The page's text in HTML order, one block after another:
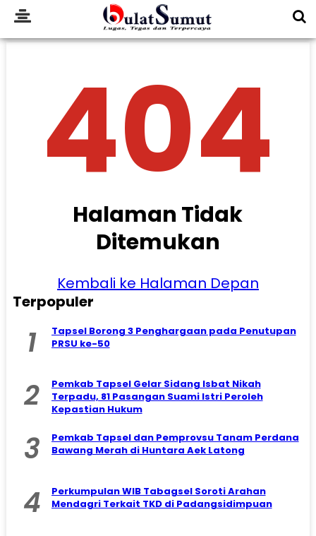
404
Halaman Tidak
Ditemukan
Kembali ke Halaman Depan
Terpopuler
1
Tapsel Borong 3 Penghargaan pada Penutupan
PRSU ke-50
2
Pemkab Tapsel Gelar Sidang Isbat Nikah
Terpadu, 81 Pasangan Suami Istri Peroleh
Kepastian Hukum
3
Pemkab Tapsel dan Pemprovsu Tanam Perdana
Bawang Merah di Huntara Aek Latong
4
Perkumpulan WIB Tabagsel Soroti Arahan
Mendagri Terkait TKD di Padangsidimpuan